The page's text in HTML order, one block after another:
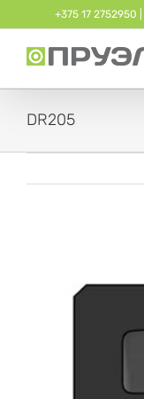
to
content
+375 17 2752950
DR205